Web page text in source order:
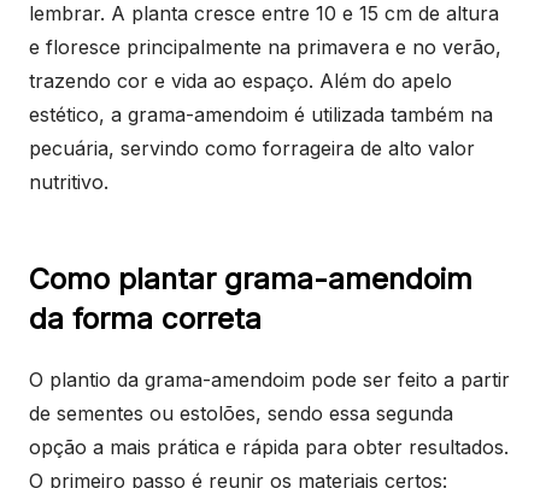
lembrar. A planta cresce entre 10 e 15 cm de altura
e floresce principalmente na primavera e no verão,
trazendo cor e vida ao espaço. Além do apelo
estético, a grama-amendoim é utilizada também na
pecuária, servindo como forrageira de alto valor
nutritivo.
Como plantar grama-amendoim
da forma correta
O plantio da grama-amendoim pode ser feito a partir
de sementes ou estolões, sendo essa segunda
opção a mais prática e rápida para obter resultados.
O primeiro passo é reunir os materiais certos: